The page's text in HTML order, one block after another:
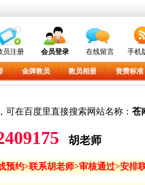
员注册 会员登录 在线留言 手机
金牌教员 教员相册 资费标准
可在百度里直接搜索网站名称： 苍
胡老师
预约>联系胡老师>审核通过>安排